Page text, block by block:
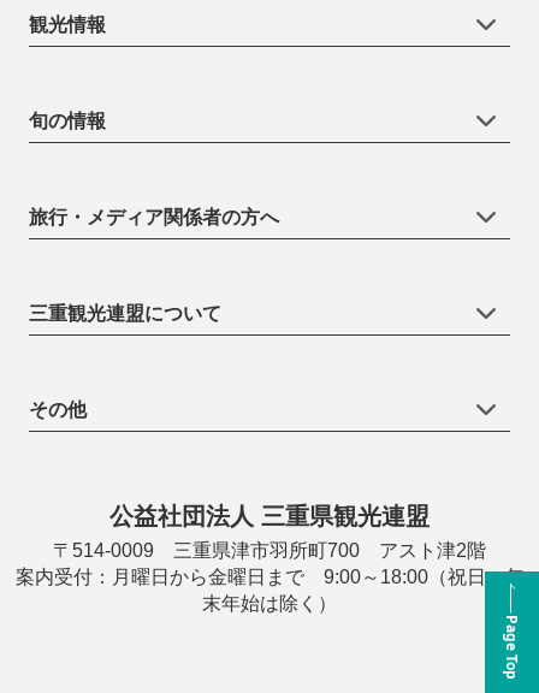
Page Top
観光情報
旬の情報
旅行・メディア関係者の方へ
三重観光連盟について
その他
公益社団法人 三重県観光連盟
〒514-0009 三重県津市羽所町700 アスト津2階
案内受付：月曜日から金曜日まで 9:00～18:00（祝日・年
末年始は除く）